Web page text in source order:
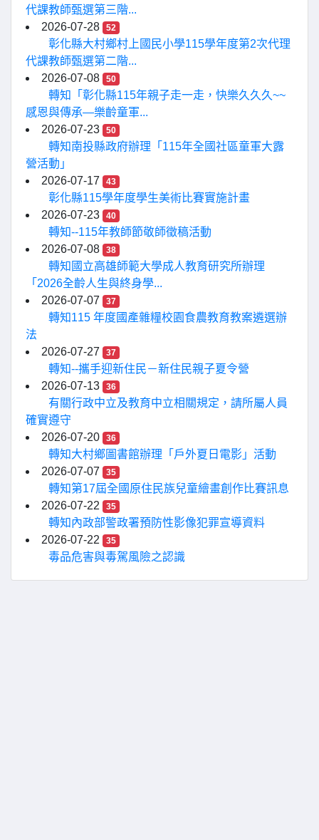
代課教師甄選第三階...
2026-07-28
52
彰化縣大村鄉村上國民小學115學年度第2次代理
代課教師甄選第二階...
2026-07-08
50
轉知「彰化縣115年親子走一走，快樂久久久~~
感恩與傳承—樂齡童軍...
2026-07-23
50
轉知南投縣政府辦理「115年全國社區童軍大露
營活動」
2026-07-17
43
彰化縣115學年度學生美術比賽實施計畫
2026-07-23
40
轉知--115年教師節敬師徵稿活動
2026-07-08
38
轉知國立高雄師範大學成人教育研究所辦理
「2026全齡人生與終身學...
2026-07-07
37
轉知115 年度國產雜糧校園食農教育教案遴選辦
法
2026-07-27
37
轉知--攜手迎新住民－新住民親子夏令營
2026-07-13
36
有關行政中立及教育中立相關規定，請所屬人員
確實遵守
2026-07-20
36
轉知大村鄉圖書館辦理「戶外夏日電影」活動
2026-07-07
35
轉知第17屆全國原住民族兒童繪畫創作比賽訊息
2026-07-22
35
轉知內政部警政署預防性影像犯罪宣導資料
2026-07-22
35
毒品危害與毒駕風險之認識